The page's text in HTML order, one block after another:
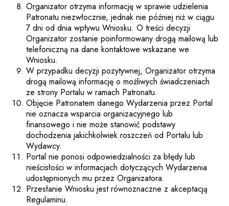
Organizator otrzyma informację w sprawie udzielenia
Patronatu niezwłocznie, jednak nie później niż w ciągu
7 dni od dnia wpływu Wniosku. O treści decyzji
Organizator zostanie poinformowany drogą mailową lub
telefoniczną na dane kontaktowe wskazane we
Wniosku.
W przypadku decyzji pozytywnej, Organizator otrzyma
drogą mailową informację o możliwych świadczeniach
ze strony Portalu w ramach Patronatu.
Objęcie Patronatem danego Wydarzenia przez Portal
nie oznacza wsparcia organizacyjnego lub
finansowego i nie może stanowić podstawy
dochodzenia jakichkolwiek roszczeń od Portalu lub
Wydawcy.
Portal nie ponosi odpowiedzialności za błędy lub
nieścisłości w informacjach dotyczących Wydarzenia
udostępnionych mu przez Organizatora.
Przesłanie Wniosku jest równoznaczne z akceptacją
Regulaminu.